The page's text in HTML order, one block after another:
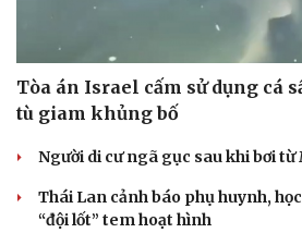
Tòa án Israel cấm sử dụng cá
tù giam khủng bố
Người di cư ngã gục sau khi bơi từ
Thái Lan cảnh báo phụ huynh,
“đội lốt” tem hoạt hình